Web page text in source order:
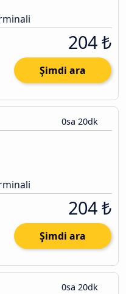
204 ₺
Şimdi ara
0sa 20dk
204 ₺
Şimdi ara
0sa 20dk